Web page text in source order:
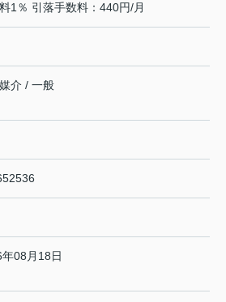
1％ 引落手数料：440円/月
介 / 一般
08月18日